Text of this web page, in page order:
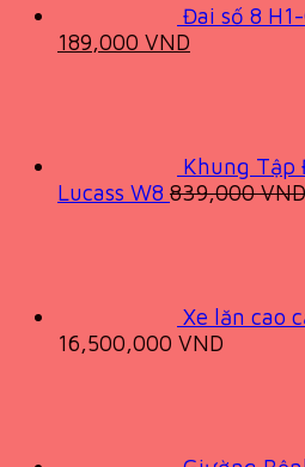
Đai số 8 H1-
Original
189,000 VND
Khung Tập
Lucass W8 839,000VND
Xe lăn cao
16,500,000 VND